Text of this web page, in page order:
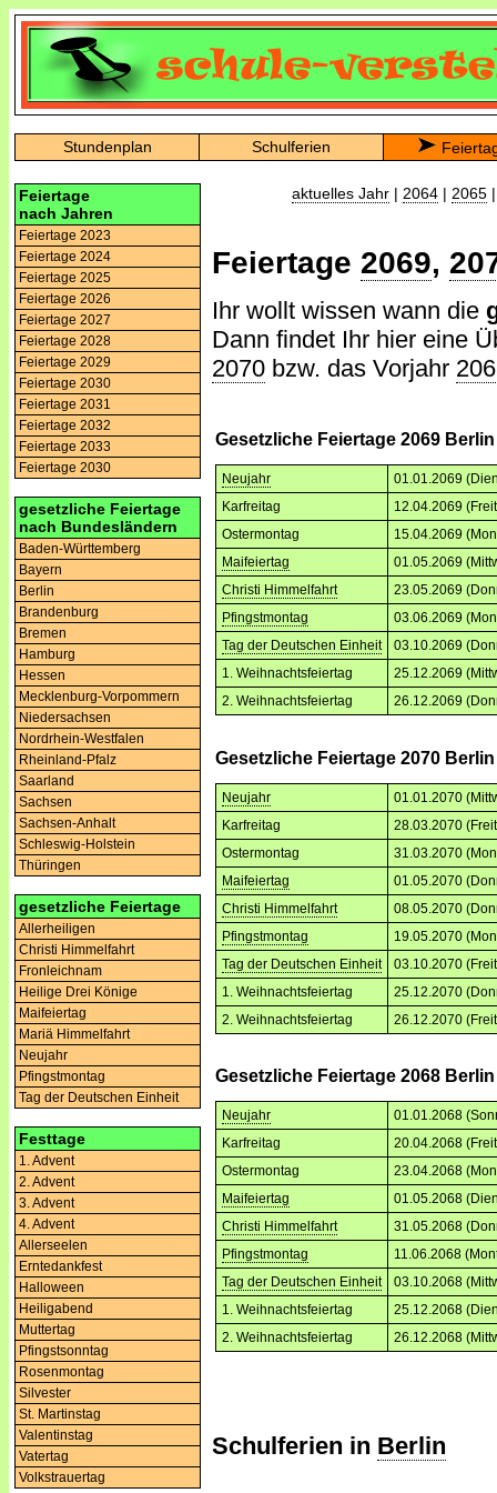
Stundenplan Schulferien
Feiertage
nach Jahren
Feiertage 2023
Feiertage 2024
Feiertage 2025
Feiertage 2026
Feiertage 2027
Feiertage 2028
Feiertage 2029
Feiertage 2030
Feiertage 2031
Feiertage 2032
Feiertage 2033
Feiertage 2030
gesetzliche Feiertage
nach Bundesländern
Baden-Württemberg
Bayern
Berlin
Brandenburg
Bremen
Hamburg
Hessen
Mecklenburg-Vorpommern
Niedersachsen
Nordrhein-Westfalen
Rheinland-Pfalz
Saarland
Sachsen
Sachsen-Anhalt
Schleswig-Holstein
Thüringen
gesetzliche Feiertage
Allerheiligen
Christi Himmelfahrt
Fronleichnam
Heilige Drei Könige
Maifeiertag
Mariä Himmelfahrt
Neujahr
Pfingstmontag
Tag der Deutschen Einheit
Festtage
1. Advent
2. Advent
3. Advent
4. Advent
Allerseelen
Erntedankfest
Halloween
Heiligabend
Muttertag
Pfingstsonntag
Rosenmontag
Silvester
St. Martinstag
Valentinstag
Vatertag
Volkstrauertag
aktuelles Jahr | 2064 | 2065
Feiertage 2069,
Ihr wollt wissen wann die
Dann findet Ihr hier eine
2070 bzw. das Vorjahr
Gesetzliche Feiertage 2069 Berlin
Neujahr
01.01.2069
Karfreitag
12.04.2069
Ostermontag
15.04.2069
Maifeiertag
01.05.2069
Christi Himmelfahrt
23.05.2069
Pfingstmontag
03.06.2069
Tag der Deutschen Einheit
03.10.2069
1. Weihnachtsfeiertag
25.12.2069
2. Weihnachtsfeiertag
26.12.2069
Gesetzliche Feiertage 2070 Berlin
Neujahr
01.01.2070
Karfreitag
28.03.2070
Ostermontag
31.03.2070
Maifeiertag
01.05.2070
Christi Himmelfahrt
08.05.2070
Pfingstmontag
19.05.2070
Tag der Deutschen Einheit
03.10.2070
1. Weihnachtsfeiertag
25.12.2070
2. Weihnachtsfeiertag
26.12.2070
Gesetzliche Feiertage 2068 Berlin
Neujahr
01.01.2068
Karfreitag
20.04.2068
Ostermontag
23.04.2068
Maifeiertag
01.05.2068
Christi Himmelfahrt
31.05.2068
Pfingstmontag
11.06.2068
Tag der Deutschen Einheit
03.10.2068
1. Weihnachtsfeiertag
25.12.2068
2. Weihnachtsfeiertag
26.12.2068
Schulferien in Berlin